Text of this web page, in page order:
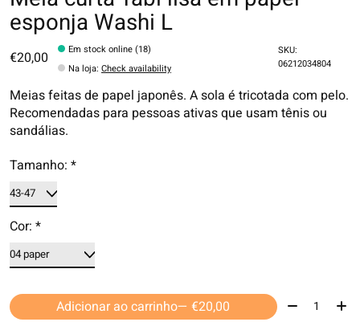
esponja Washi L
€20,00
Em stock online (18)
Na loja:Check availability
SKU:
06212034804
Meias feitas de papel japonês. A sola é tricotada com pelo.
Recomendadas para pessoas ativas que usam tênis ou
sandálias.
Tamanho: *
Cor: *
Adicionar ao carrinho — €20,00 Quantidade: